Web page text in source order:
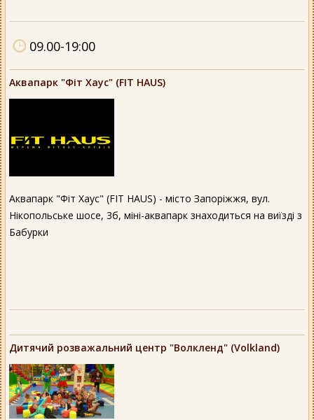
09.00-19:00
Аквапарк "Фіт Хаус" (FIT HAUS)
Аквапарк "Фіт Хаус" (FIT HAUS) - місто Запоріжжя, вул.
Нікопольське шосе, 3б, міні-аквапарк знаходиться на виїзді з
Бабурки
Дитячий розважальний центр "Волкленд" (Volkland)